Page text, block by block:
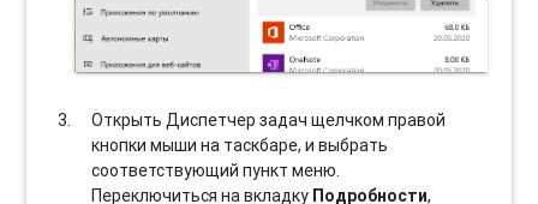
Открыть Диспетчер задач щелчком правой
кнопки мыши на таскбаре, и выбрать
соотвeтствующий пункт меню.
Переключиться на вкладку Подробности,